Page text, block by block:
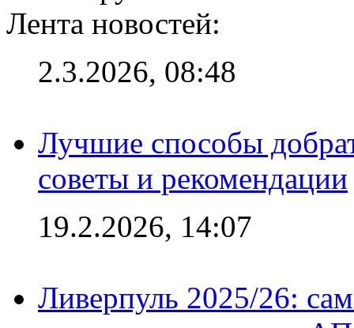
Лента новостей:
2.3.2026, 08:48
Лучшие способы
советы и рекомендации
19.2.2026, 14:07
Ливерпуль 2025/26: